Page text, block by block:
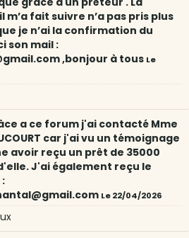
m’a fait suivre n’a pas pris plus
je n’ai la confirmation du
son mail :
,bonjour à tous Le
a ce forum j'ai contacté Mme
car j'ai vu un témoignage
avoir reçu un prêt de 35000
J'ai également reçu le
Le 22/04/2026